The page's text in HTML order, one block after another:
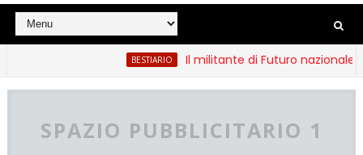
Il militante di Futuro nazionale e il
SPAZIO PUBBLICITARIO 1